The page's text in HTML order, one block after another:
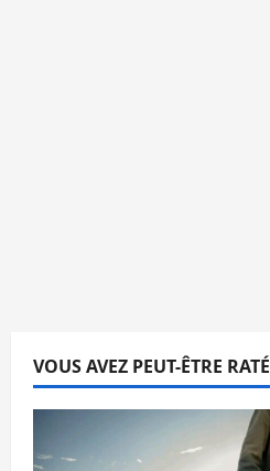
VOUS AVEZ PEUT-ÊTRE RATÉ